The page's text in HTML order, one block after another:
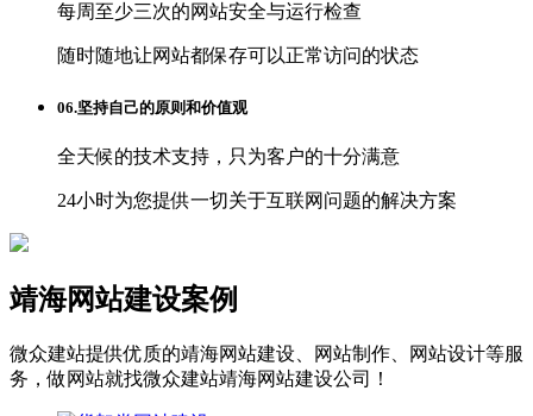
每周至少三次的网站安全与运行检查
随时随地让网站都保存可以正常访问的状态
06.坚持自己的原则和价值观
全天候的技术支持，只为客户的十分满意
24小时为您提供一切关于互联网问题的解决方案
靖海网站建设案例
微众建站提供优质的靖海网站建设、网站制作、网站设计等服
务，做网站就找微众建站靖海网站建设公司！